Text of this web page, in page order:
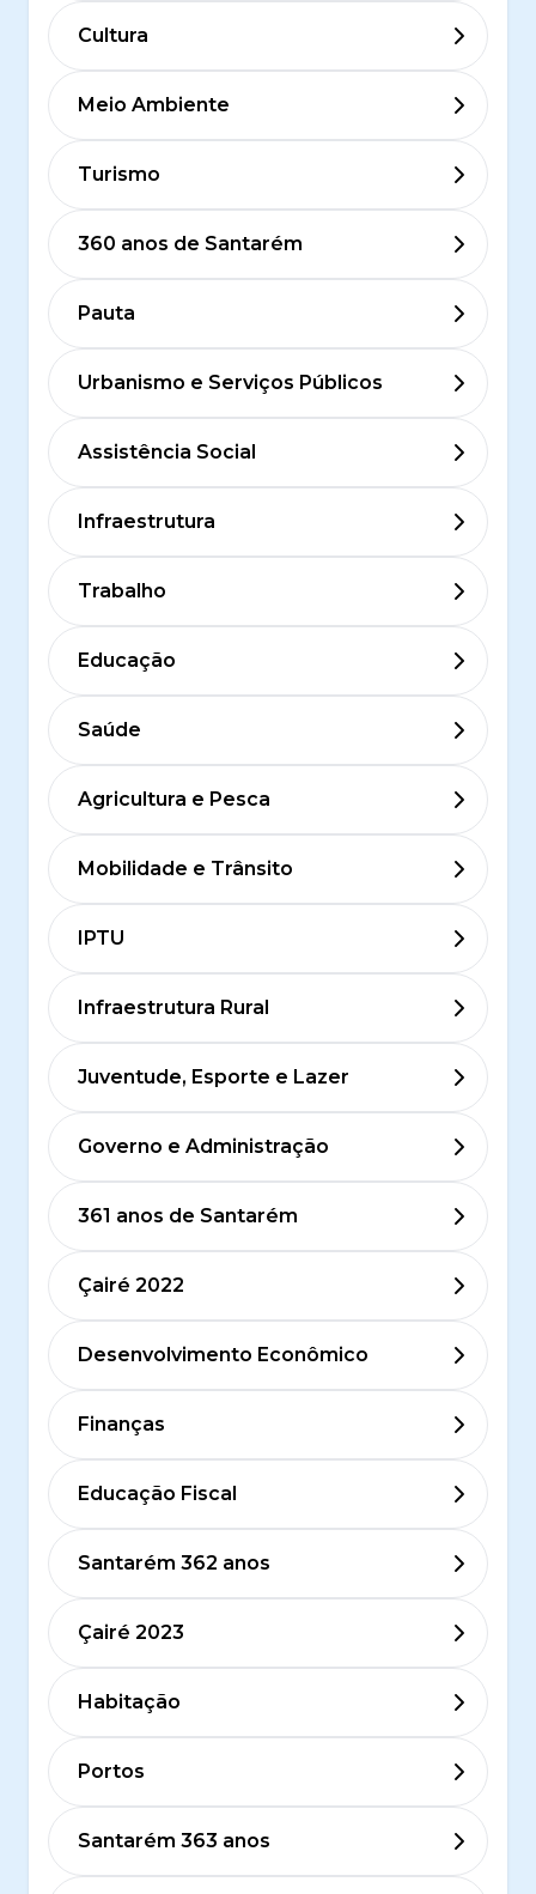
Cultura
Meio Ambiente
Turismo
360 anos de Santarém
Pauta
Urbanismo e Serviços Públicos
Assistência Social
Infraestrutura
Trabalho
Educação
Saúde
Agricultura e Pesca
Mobilidade e Trânsito
IPTU
Infraestrutura Rural
Juventude, Esporte e Lazer
Governo e Administração
361 anos de Santarém
Çairé 2022
Desenvolvimento Econômico
Finanças
Educação Fiscal
Santarém 362 anos
Çairé 2023
Habitação
Portos
Santarém 363 anos